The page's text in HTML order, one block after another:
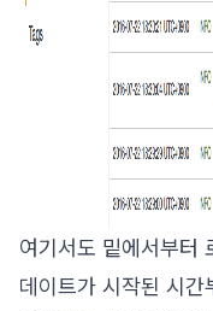
여기서도 밑에서부터
데이트가 시작된 시